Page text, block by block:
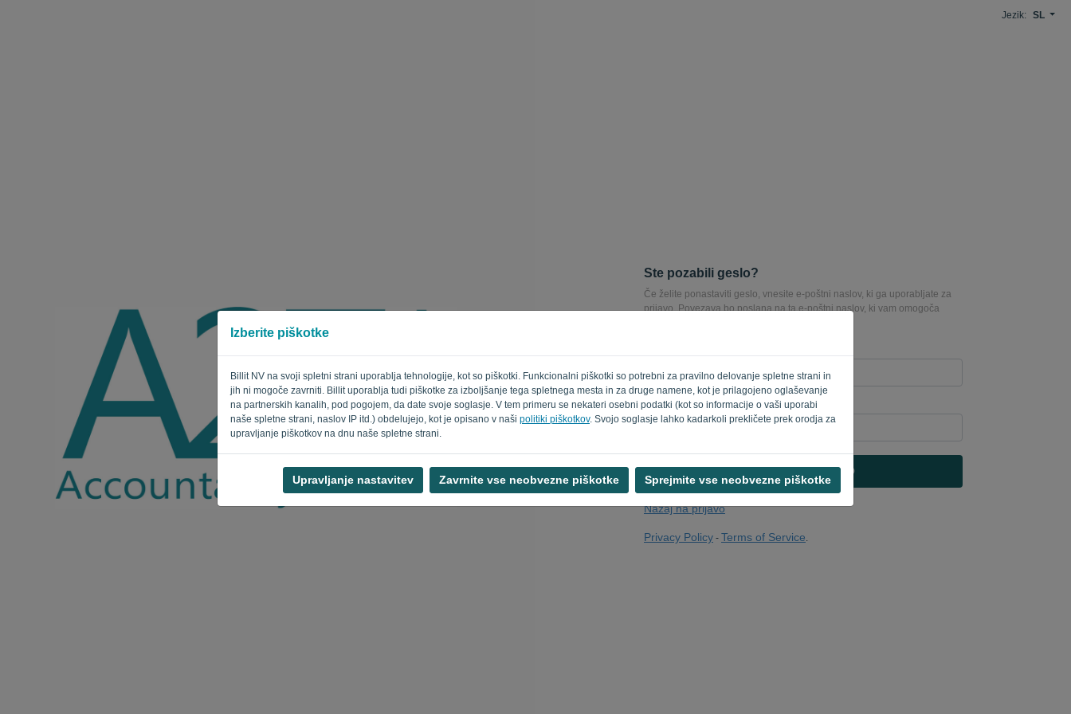
Izberite piškotke
Billit NV na svoji spletni strani uporablja tehnologije, kot so piškotki. Funkcionalni piškotki so potrebni za pravilno delovanje spletne strani in
jih ni mogoče zavrniti. Billit uporablja tudi piškotke za izboljšanje tega spletnega mesta in za druge namene, kot je prilagojeno oglaševanje
na partnerskih kanalih, pod pogojem, da date svoje soglasje. V tem primeru se nekateri osebni podatki (kot so informacije o vaši uporabi
naše spletne strani, naslov IP itd.) obdelujejo, kot je opisano v naši politiki piškotkov. Svojo soglasje lahko kadarkoli prekličete prek orodja za
upravljanje piškotkov na dnu naše spletne strani.
Upravljanje nastavitev Zavrnite vse neobvezne piškotke Sprejmite vse neobvezne piškotke
Jezik: SL
Ste pozabili geslo?
Če želite ponastaviti geslo, vnesite e-poštni naslov, ki ga uporabljate za
prijavo. Povezava bo poslana na ta e-poštni naslov, ki vam omogoča
Ali niste računalnik? Izpolnite ' '.
POŠLJI POVEZAVO
Nazaj na prijavo
Privacy Policy - Terms of Service